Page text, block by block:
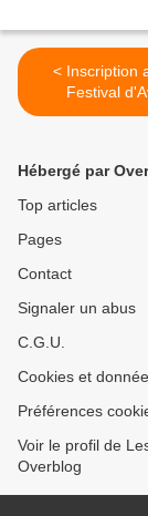
< Inscription au Motor
Festival
Hébergé par
Top articles
Pages
Contact
Signaler un abus
C.G.U.
Cookies et
Préférences
Voir le profil de
Overblog